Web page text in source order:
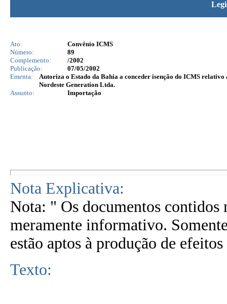
Ato:
Convênio ICMS
Número:
89
Complemento:
/2002
Publicação:
07/05/2002
Ementa:
Autoriza o Estado da Bahia a conceder isenção do ICMS
Nordeste Generation Ltda.
Assunto:
Importação
Nota Explicativa:
Nota: " Os documentos contidos
meramente informativo.
estão aptos à produção de
Texto: